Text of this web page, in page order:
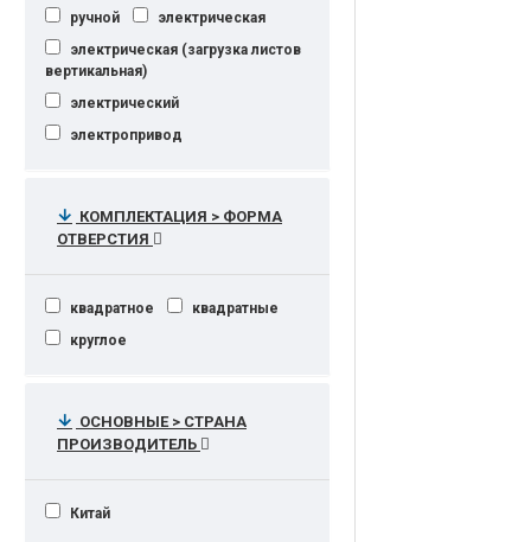
ручной
электрическая
электрическая (загрузка листов
вертикальная)
электрический
электропривод
КОМПЛЕКТАЦИЯ > ФОРМА
ОТВЕРСТИЯ
квадратное
квадратные
круглое
ОСНОВНЫЕ > СТРАНА
ПРОИЗВОДИТЕЛЬ
Китай